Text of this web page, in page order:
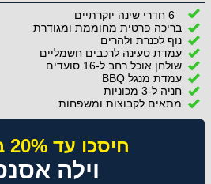
6 חדרי שינה יוקרתיים
בריכה פרטית מחוממת ומגודרת
נוף לכנרת ולהרים
עמדת טעינה לרכבים חשמליים
שולחן אוכל רחב ל-16 סועדים
עמדת מנגל BBQ
חניה ל-3 מכוניות
מתאים לקבוצות ומשפחות
חיסכו עד 20% בהזמנת
וילה